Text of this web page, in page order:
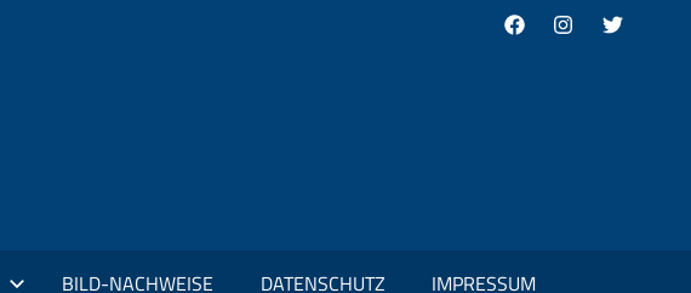
FacebookInstagram
Twitter
BILD-NACHWEISE DATENSCHUTZ IMPRESSUM